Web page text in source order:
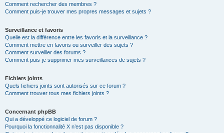
Comment rechercher des membres ?
Comment puis-je trouver mes propres messages et sujets ?
Surveillance et favoris
Quelle est la différence entre les favoris et la surveillance ?
Comment mettre en favoris ou surveiller des sujets ?
Comment surveiller des forums ?
Comment puis-je supprimer mes surveillances de sujets ?
Fichiers joints
Quels fichiers joints sont autorisés sur ce forum ?
Comment trouver tous mes fichiers joints ?
Concernant phpBB
Qui a développé ce logiciel de forum ?
Pourquoi la fonctionnalité X n’est pas disponible ?